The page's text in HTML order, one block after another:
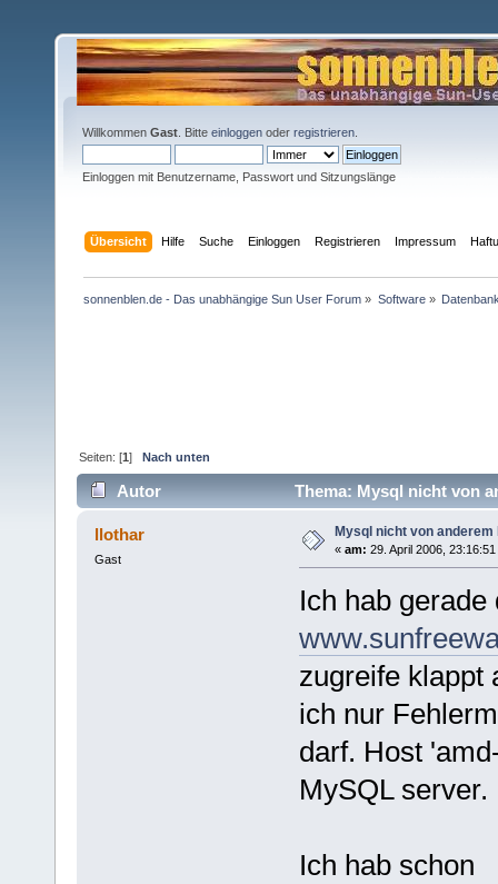
Willkommen Gast . Bitte einloggen oder registrieren
Einloggen mit Benutzername, Passwort und Sitzungslänge
Übersicht Hilfe Suche Einloggen Registrieren Impressum
sonnenblen.de - Das unabhängige Sun User Forum » Software»
Seiten: [1]Nach unten
Autor Thema: Mysql nicht von
llothar
Gast
Mysql nicht von
« am: 29. April 2006, 23:16:51
Ich hab
zugreife klappt
ich nur
darf. Host
MySQL server.
Ich hab schon